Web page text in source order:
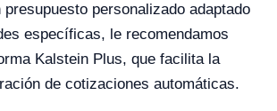
presupuesto personalizado adaptado
específicas, le recomendamos
Kalstein Plus, que facilita la
de cotizaciones automáticas.